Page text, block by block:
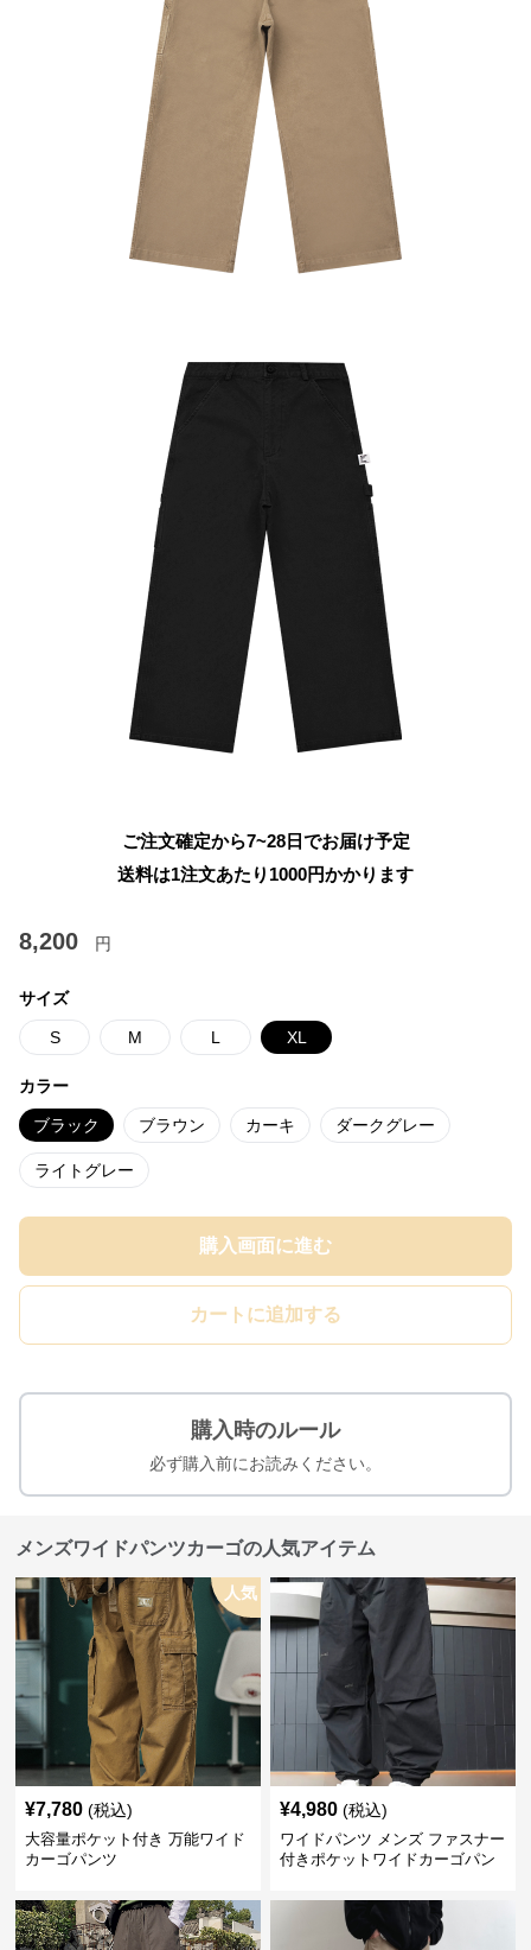
ご注文確定から7~28日でお届け予定
送料は1注文あたり 1000円かかります
8,200 円
サイズ
S M L XL
カラー
ブラック ブラウン カーキ ダークグレー
ライトグレー
購入画面に進む
カートに追加する
購入時のルール
必ず購入前にお読みください。
メンズワイドパンツカーゴの人気アイテム
人気
¥7,780 (税込)
大容量ポケット付き 万能ワイド
カーゴパンツ
¥4,980 (税込)
ワイドパンツ メンズ ファスナー
付きポケットワイドカーゴパン